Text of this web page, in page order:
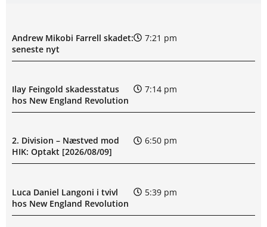
Andrew Mikobi Farrell skadet:
seneste nyt
7:21 pm
Ilay Feingold skadesstatus
hos New England Revolution
7:14 pm
2. Division – Næstved mod
HIK: Optakt [2026/08/09]
6:50 pm
Luca Daniel Langoni i tvivl
hos New England Revolution
5:39 pm